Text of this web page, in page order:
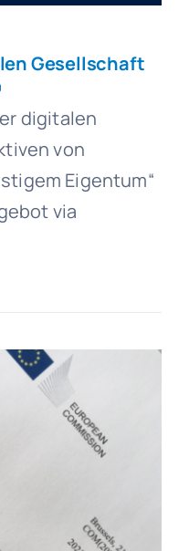
Gesellschaft
digitalen
von
Eigentum“
via